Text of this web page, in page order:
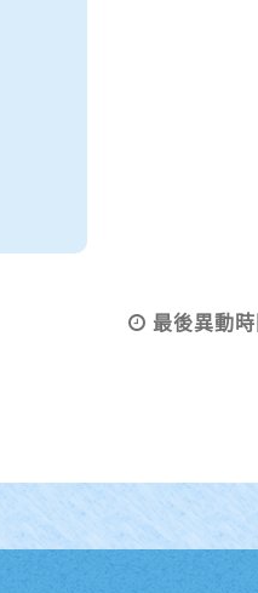
最後異動時